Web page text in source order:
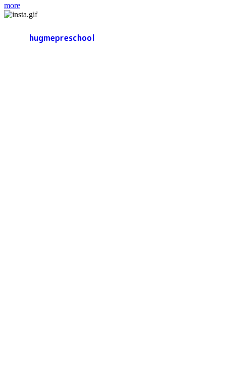
more
hugmepreschool